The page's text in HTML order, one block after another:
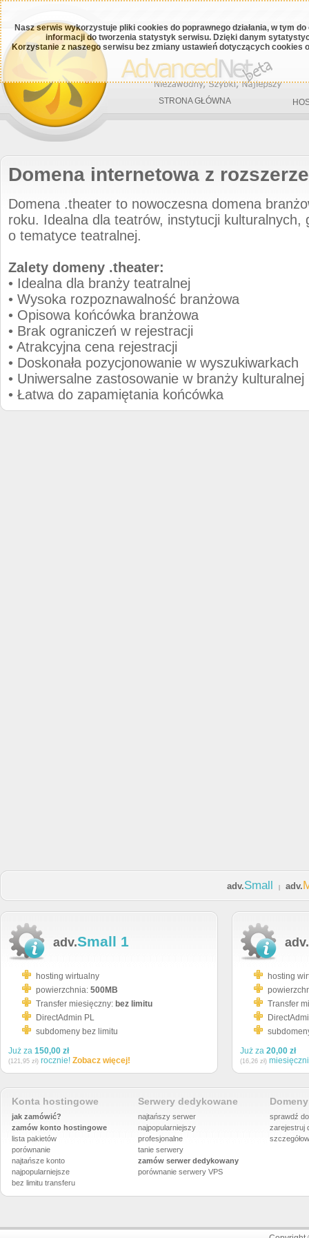
Nasz serwis wykorzystuje pliki cookies do poprawnego działania, w tym
informacji do tworzenia statystyk serwisu. Dzięki danym
Korzystanie z naszego serwisu bez zmiany ustawień dotyczących cookies
STRONA GŁÓWNA
Domena internetowa z
Domena .theater to nowoczesna domena
roku. Idealna dla teatrów, instytucji kulturalnych,
o tematyce teatralnej.
Zalety domeny .theater:
• Idealna dla branży teatralnej
• Wysoka rozpoznawalność branżowa
• Opisowa końcówka branżowa
• Brak ograniczeń w rejestracji
• Atrakcyjna cena rejestracji
• Doskonała pozycjonowanie w wyszukiwarkach
• Uniwersalne zastosowanie w branży kulturalnej
• Łatwa do zapamiętania końcówka
adv.Small adv.
adv.Small 1
hosting wirtualny
powierzchnia: 500MB
Transfer miesięczny: bez limitu
DirectAdmin PL
subdomeny bez limitu
Już za 150,00 zł
(121,95 zł) rocznie! Zobacz więcej!
adv.
hosting
Transfer
Już za 20,00 zł
(16,26 zł)
Konta hostingowe
jak zamówić?
zamów konto hostingowe
lista pakietów
porównanie
najtańsze konto
najpopularniejsze
bez limitu transferu
Serwery dedykowane
najtańszy serwer
najpopularniejszy
profesjonalne
tanie serwery
zamów serwer dedykowany
porównanie serwery VPS
sprawdź
zarejestruj